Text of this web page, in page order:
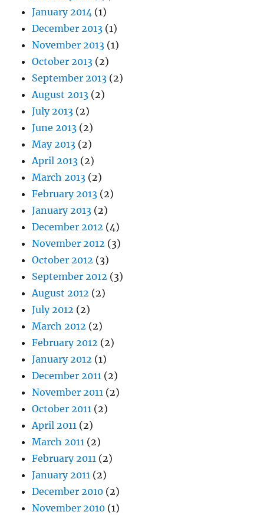
January 2014 (1)
December 2013 (1)
November 2013 (1)
October 2013 (2)
September 2013 (2)
August 2013 (2)
July 2013 (2)
June 2013 (2)
May 2013 (2)
April 2013 (2)
March 2013 (2)
February 2013 (2)
January 2013 (2)
December 2012 (4)
November 2012 (3)
October 2012 (3)
September 2012 (3)
August 2012 (2)
July 2012 (2)
March 2012 (2)
February 2012 (2)
January 2012 (1)
December 2011 (2)
November 2011 (2)
October 2011 (2)
April 2011 (2)
March 2011 (2)
February 2011 (2)
January 2011 (2)
December 2010 (2)
November 2010 (1)